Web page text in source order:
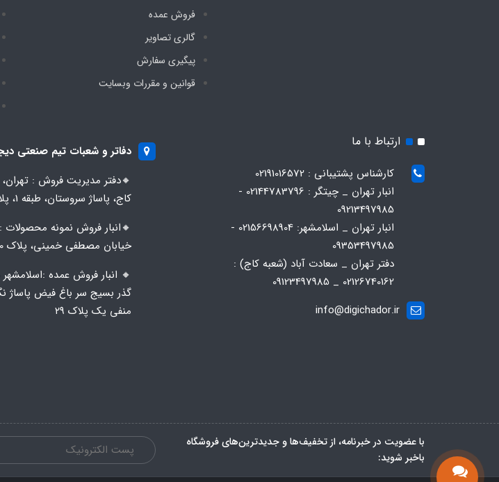
فروش عمده
گالری تصاویر
پیگیری سفارش
قوانین و مقررات وبسایت
ارتباط با ما
کارشناس پشتیبانی : 02191016572
انبار تهران _ چیتگر : 02144783796 -
09213497985
انبار تهران _ اسلامشهر: 02156698904 -
09353497985
دفتر تهران _ سعادت آباد (شعبه کاج) :
02126740162 _ 09123497985
info@digichador.ir
دفاتر و شعبات تیم صنعتی
🔸️​​دفتر مدیریت فروش : تهران،
کاج، پاساژ سروستان، طبقه 1، پلاک 54
🔸️​​انبار فروش نمونه محصولات
خیابان مصطفی خمینی، پلاک 40
🔸️ انبار فروش عمده :اسلامشهر
گذر بسیج سر باغ فیض پاساژ
منفی یک پلاک ۲۹
با عضویت در خبرنامه، از تخفیف‌ها و جدیدترین‌های فروشگاه
باخبر شوید: